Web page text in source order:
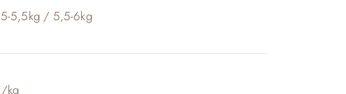
€
5,5kg / 5,5-6kg
kg